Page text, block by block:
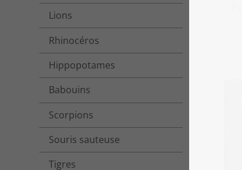
Lions
Rhinocéros
Hippopotames
Babouins
Scorpions
Souris sauteuse
Tigres